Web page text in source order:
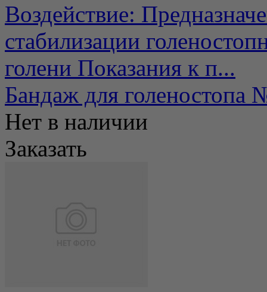
Воздействие:
стабилизации
голени Показания к п...
Бандаж для голеностопа
Нет в наличии
Заказать